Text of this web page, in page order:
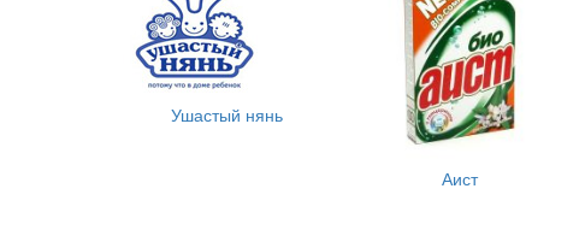
Ушастый нянь
Аист